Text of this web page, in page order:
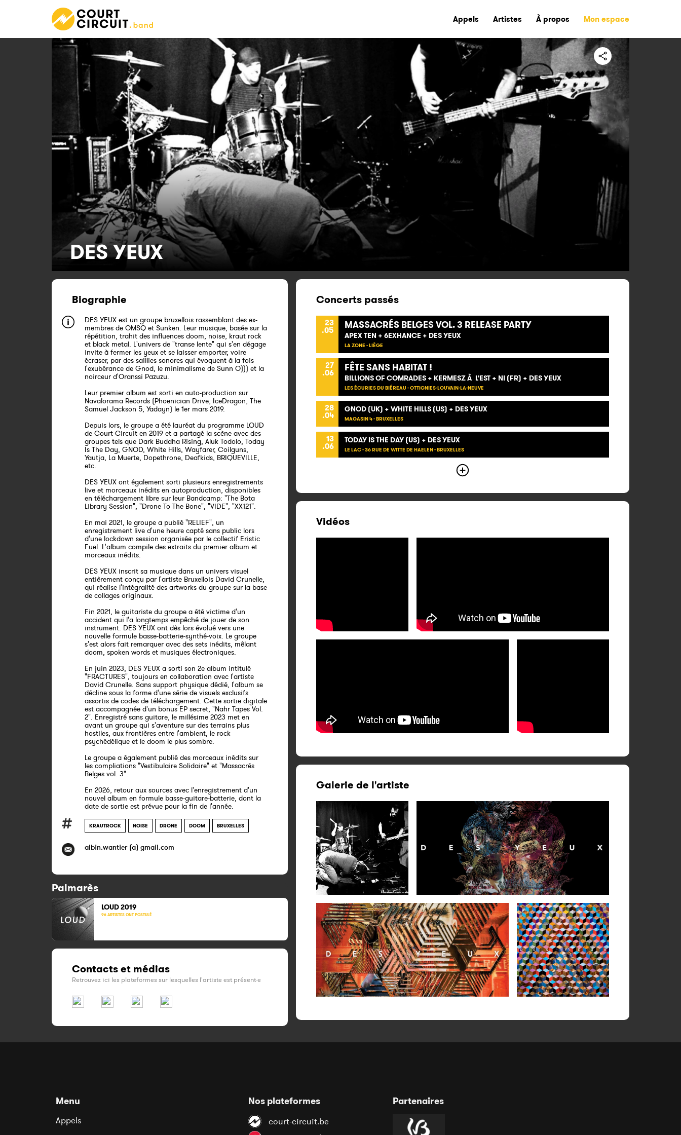
Appels Artistes À propos Mon espace
DES YEUX
Biographie
DES YEUX est un groupe bruxellois rassemblant des ex-
membres de OMSQ et Sunken. Leur musique, basée sur la
répétition, trahit des influences doom, noise, kraut rock
et black metal. L'univers de "transe lente" qui s'en dégage
invite à fermer les yeux et se laisser emporter, voire
écraser, par des saillies sonores qui évoquent à la fois
l'exubérance de Gnod, le minimalisme de Sunn O))) et la
noirceur d'Oranssi Pazuzu.
Leur premier album est sorti en auto-production sur
Navalorama Records (Phoenician Drive, IceDragon, The
Samuel Jackson 5, Yadayn) le 1er mars 2019.
Depuis lors, le groupe a été lauréat du programme LOUD
de Court-Circuit en 2019 et a partagé la scène avec des
groupes tels que Dark Buddha Rising, Aluk Todolo, Today
Is The Day, GNOD, White Hills, Wayfarer, Coilguns,
Yautja, La Muerte, Dopethrone, Deafkids, BRIQUEVILLE,
etc.
DES YEUX ont également sorti plusieurs enregistrements
live et morceaux inédits en autoproduction, disponibles
en téléchargement libre sur leur Bandcamp: "The Bota
Library Session", "Drone To The Bone", "VIDE", "XX121".
En mai 2021, le groupe a publié "RELIEF", un
enregistrement live d'une heure capté sans public lors
d'une lockdown session organisée par le collectif Eristic
Fuel. L'album compile des extraits du premier album et
morceaux inédits.
DES YEUX inscrit sa musique dans un univers visuel
entièrement conçu par l'artiste Bruxellois David Crunelle,
qui réalise l'intégralité des artworks du groupe sur la base
de collages originaux.
Fin 2021, le guitariste du groupe a été victime d'un
accident qui l'a longtemps empêché de jouer de son
instrument. DES YEUX ont dès lors évolué vers une
nouvelle formule basse-batterie-synthé-voix. Le groupe
s'est alors fait remarquer avec des sets inédits, mêlant
doom, spoken words et musiques électroniques.
En juin 2023, DES YEUX a sorti son 2e album intitulé
"FRACTURES", toujours en collaboration avec l'artiste
David Crunelle. Sans support physique dédié, l'album se
décline sous la forme d'une série de visuels exclusifs
assortis de codes de téléchargement. Cette sortie digitale
est accompagnée d'un bonus EP secret, "Nahr Tapes Vol.
2". Enregistré sans guitare, le millésime 2023 met en
avant un groupe qui s'aventure sur des terrains plus
hostiles, aux frontières entre l'ambient, le rock
psychédélique et le doom le plus sombre.
Le groupe a également publié des morceaux inédits sur
les compliations "Vestibulaire Solidaire" et "Massacrés
Belges vol. 3".
En 2026, retour aux sources avec l'enregistrement d'un
nouvel album en formule basse-guitare-batterie, dont la
date de sortie est prévue pour la fin de l'année.
KRAUTROCK NOISE DRONE DOOM BRUXELLES
albin.wantier (a) gmail.com
Palmarès
LOUD2019
96 ARTISTES ONT POSTULÉ
Contacts et médias
Retrouvez ici les plateformes sur lesquelles l'artiste est présent·e
Concerts passés
23
.05 MASSACRÉS BELGES VOL. 3 RELEASE PARTY
APEX TEN + 6EXHANCE + DES YEUX
LA ZONE - LIÈGE
27
.06 FÊTE SANS HABITAT !
BILLIONS OF COMRADES + KERMESZ À L'EST + NI (FR) + DES YEUX
LES ÉCURIES DU BIÉREAU - OTTIGNIES-LOUVAIN-LA-NEUVE
28
.04
GNOD (UK) + WHITE HILLS (US) + DES YEUX
MAGASIN 4 - BRUXELLES
13
.06
TODAY IS THE DAY (US) + DES YEUX
LE LAC - 36 RUE DE WITTE DE HAELEN - BRUXELLES
Vidéos
Galerie de l'artiste
Menu
Appels
Nos plateformes
court-circuit.be
Partenaires